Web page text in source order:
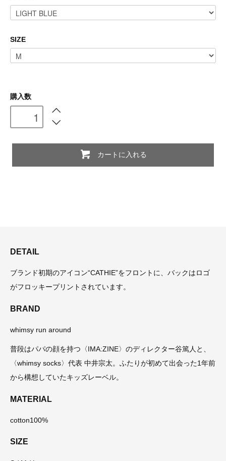
SIZE
購入数
カートに入れる
DETAIL
ブランド初期のアイコン“CATHIE”をフロントに、バックはロゴ
がフロッキープリントされています。
BRAND
whimsy run around
普段はパパの顔を持つ〈IMA:ZINE〉のディレクター谷篤人と、
〈whimsy socks〉代表 中井宗太。ふたりが初めて出会った1年前
から構想していたキッズレーベル。
MATERIAL
cotton100%
SIZE